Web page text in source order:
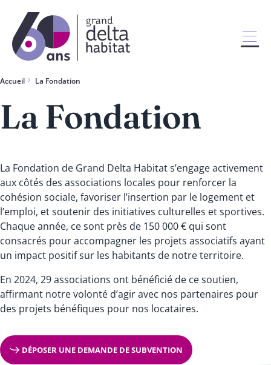
Accueil La Fondation
La Fondation
La Fondation de Grand Delta Habitat s’engage activement
aux côtés des associations locales pour renforcer la
cohésion sociale, favoriser l’insertion par le logement et
l’emploi, et soutenir des initiatives culturelles et sportives.
Chaque année, ce sont près de 150 000 € qui sont
consacrés pour accompagner les projets associatifs ayant
un impact positif sur les habitants de notre territoire.
En 2024, 29 associations ont bénéficié de ce soutien,
affirmant notre volonté d’agir avec nos partenaires pour
des projets bénéfiques pour nos locataires.
DÉPOSER UNE DEMANDE DE SUBVENTION